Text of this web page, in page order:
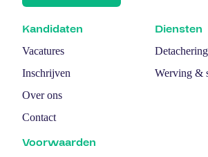
Kandidaten
Vacatures
Inschrijven
Over ons
Contact
Diensten
Detachering
Werving &
Voorwaarden